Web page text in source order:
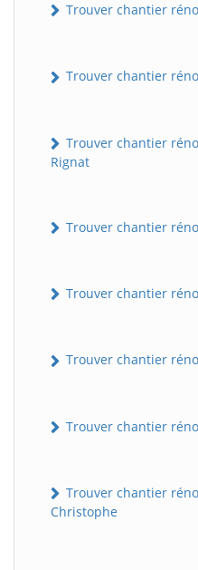
Trouver chantier
Trouver chantier
Trouver chantier
Rignat
Trouver chantier
Trouver chantier
Trouver chantier
Trouver chantier
Trouver chantier
Christophe